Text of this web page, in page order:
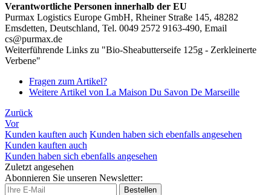
Verantwortliche Personen innerhalb der EU
Purmax Logistics Europe GmbH, Rheiner Straße 145, 48282
Emsdetten, Deutschland, Tel. 0049 2572 9163-490, Email
cs@purmax.de
Weiterführende Links zu "Bio-Sheabutterseife 125g - Zerkleinerte
Verbene"
Fragen zum Artikel?
Weitere Artikel von La Maison Du Savon De Marseille
Zurück
Vor
Kunden kauften auch Kunden haben sich ebenfalls angesehen
Kunden kauften auch
Kunden haben sich ebenfalls angesehen
Zuletzt angesehen
Abonnieren Sie unseren Newsletter:
Bestellen